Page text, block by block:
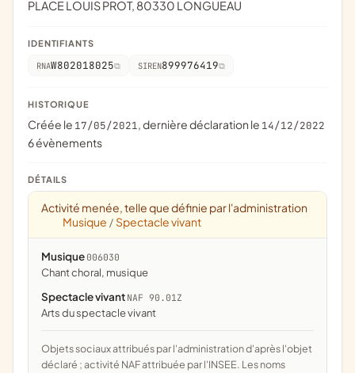
PLACE LOUIS PROT, 80330 LONGUEAU
IDENTIFIANTS
RNAW802018025 SIREN899976419
HISTORIQUE
Créée le 17/05/2021, dernière déclaration le 14/12/2022
6 évènements
DÉTAILS
Activité menée, telle que définie par l'administration
Musique / Spectacle vivant
Musique 006030
chant choral, musique
Spectacle vivant NAF 90.01Z
Arts du spectacle vivant
Objets sociaux attribués par l'administration d'après l'objet
déclaré ; activité NAF attribuée par l'INSEE. Les noms